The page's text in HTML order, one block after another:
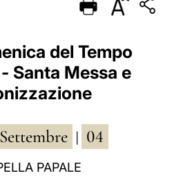
PORTUGUÊS
DEUTSCH
POLSKI
العربيّة
中文
del Tempo
Santa Messa e
Settembre 04
PAPALE